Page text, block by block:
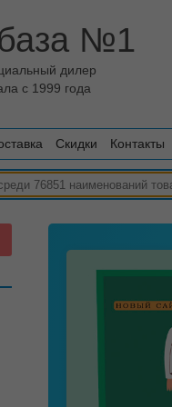
№1
дилер
с 1999 года
Скидки Контакты